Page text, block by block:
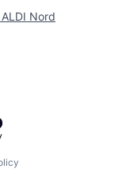
ALDI Nord